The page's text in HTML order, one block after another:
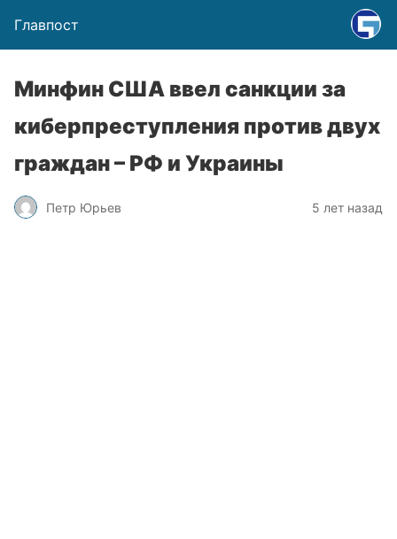
Главпост
Минфин США ввел санкции за
киберпреступления против двух
граждан – РФ и Украины
Петр Юрьев 5 лет назад